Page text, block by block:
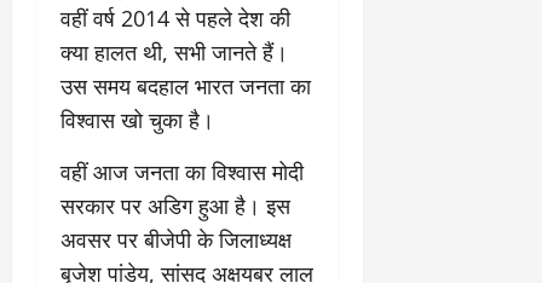
वहीं वर्ष 2014 से पहले देश की
क्या हालत थी, सभी जानते हैं।
उस समय बदहाल भारत जनता का
विश्वास खो चुका है।
वहीं आज जनता का विश्वास मोदी
सरकार पर अडिग हुआ है। इस
अवसर पर बीजेपी के जिलाध्यक्ष
बृजेश पांडेय, सांसद अक्षयबर लाल